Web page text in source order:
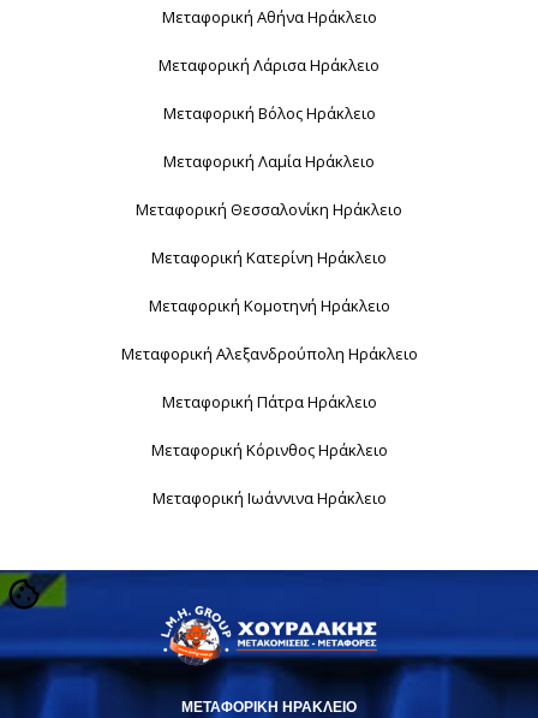
Μεταφορική Αθήνα Ηράκλειο
Μεταφορική Λάρισα Ηράκλειο
Μεταφορική Βόλος Ηράκλειο
Μεταφορική Λαμία Ηράκλειο
Μεταφορική Θεσσαλονίκη Ηράκλειο
Μεταφορική Κατερίνη Ηράκλειο
Μεταφορική Κομοτηνή Ηράκλειο
Μεταφορική Αλεξανδρούπολη Ηράκλειο
Μεταφορική Πάτρα Ηράκλειο
Μεταφορική Κόρινθος Ηράκλειο
Μεταφορική Ιωάννινα Ηράκλειο
ΜΕΤΑΦΟΡΙΚΗ ΗΡΑΚΛΕΙΟ